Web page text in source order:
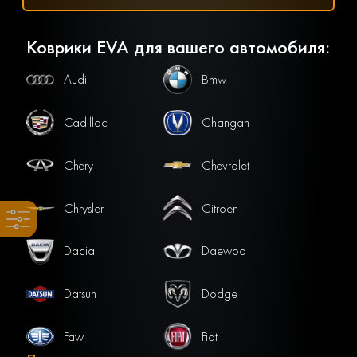
Коврики EVA для вашего автомобиля:
Audi Bmw
Cadillac Changan
Chery Chevrolet
Chrysler Citroen
Dacia Daewoo
Datsun Dodge
Faw Fiat